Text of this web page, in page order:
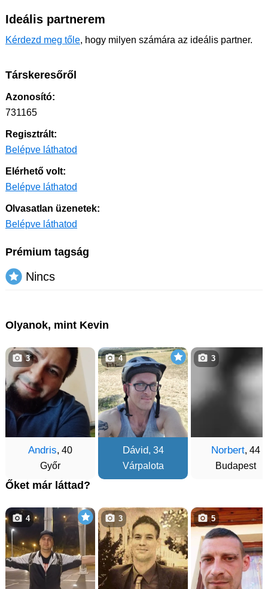
Ideális partnerem
Kérdezd meg tőle, hogy milyen számára az ideális partner.
Társkeresőről
Azonosító:
731165
Regisztrált:
Belépve láthatod
Elérhető volt:
Belépve láthatod
Olvasatlan üzenetek:
Belépve láthatod
Prémium tagság
Nincs
Olyanok, mint Kevin
Andris, 40
Győr
3
Dávid, 34
Várpalota
4
Norbert, 44
Budapest
3
Őket már láttad?
4 3 5